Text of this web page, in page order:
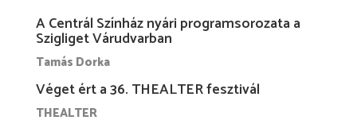
A Centrál Színház nyári programsorozata a
Szigliget Várudvarban
Tamás Dorka
Véget ért a 36. THEALTER fesztivál
THEALTER